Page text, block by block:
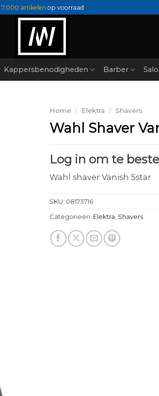
7.000 artikelen op voorraad
Kappersbenodigheden Barber
Home / Elektra / Shavers
Wahl Shaver
Log in om te
Wahl shaver Vanish 5star
SKU: 08173716
Categorieën: Elektra Shavers